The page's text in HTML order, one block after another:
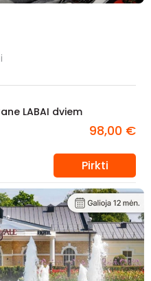
LABAI dviem
98,00 €
Pirkti